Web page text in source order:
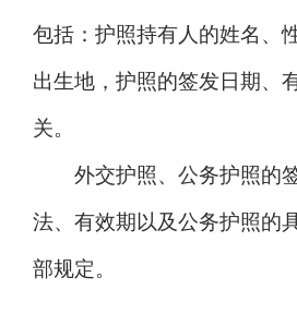
包括：护照持有人的姓名、
出生地，护照的签发日期、
关。
外交护照、公务护照的
法、有效期以及公务护照的
部规定。